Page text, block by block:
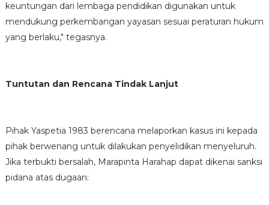
keuntungan dari lembaga pendidikan digunakan untuk
mendukung perkembangan yayasan sesuai peraturan hukum
yang berlaku," tegasnya.
Tuntutan dan Rencana Tindak Lanjut
Pihak Yaspetia 1983 berencana melaporkan kasus ini kepada
pihak berwenang untuk dilakukan penyelidikan menyeluruh.
Jika terbukti bersalah, Marapinta Harahap dapat dikenai sanksi
pidana atas dugaan: